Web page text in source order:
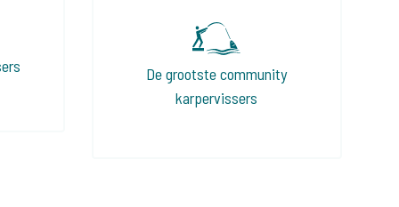
De grootste community
karpervissers